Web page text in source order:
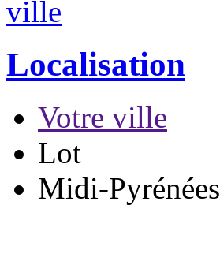
Localisation
Votre ville
Lot
Midi-Pyrénées